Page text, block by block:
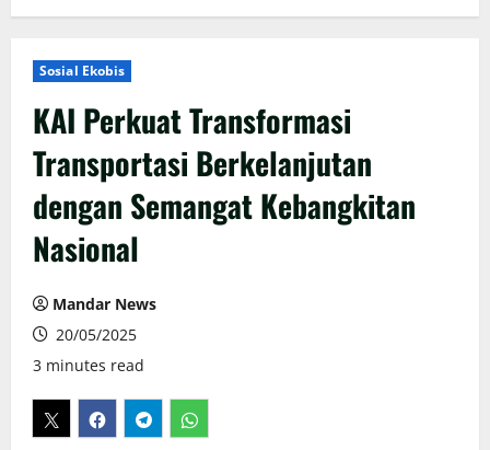
Sosial Ekobis
KAI Perkuat Transformasi
Transportasi Berkelanjutan
dengan Semangat Kebangkitan
Nasional
Mandar News
20/05/2025
3 minutes read